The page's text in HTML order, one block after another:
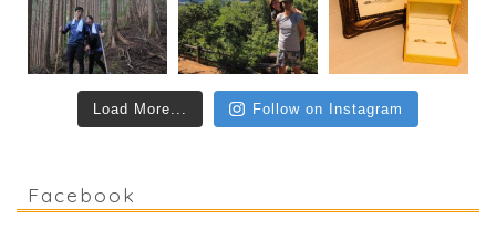
Load More... Follow on Instagram
Facebook